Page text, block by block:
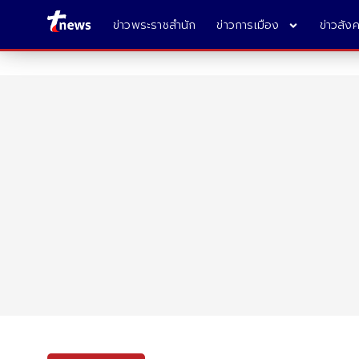
ข่าวพระราชสำนัก ข่าวการเมือง ข่าวสัง